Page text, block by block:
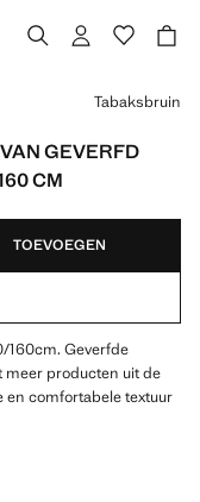
GEVERFD
CM
Tabaksbruin
TOEVOEGEN
160cm. Geverfde
meer producten uit de
en comfortabele textuur